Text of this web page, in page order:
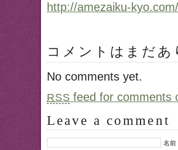
http://amezaiku-kyo.com/
コメントはまだあ
No comments yet.
RSS feed for comments
Leave a comment
名前